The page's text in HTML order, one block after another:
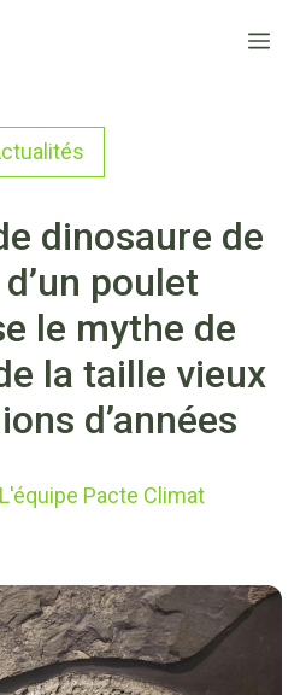
dinosaure de
poulet
le mythe de
la taille vieux
d’années
L'équipe Pacte Climat